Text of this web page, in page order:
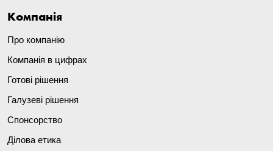
Компанія
Про компанію
Компанія в цифрах
Готові рішення
Галузеві рішення
Спонсорство
Ділова етика